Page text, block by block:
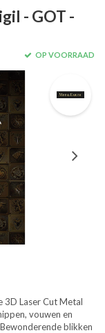
- GOT -
OP VOORRAAD
3D Laser Cut Metal
vouwen en
blikken